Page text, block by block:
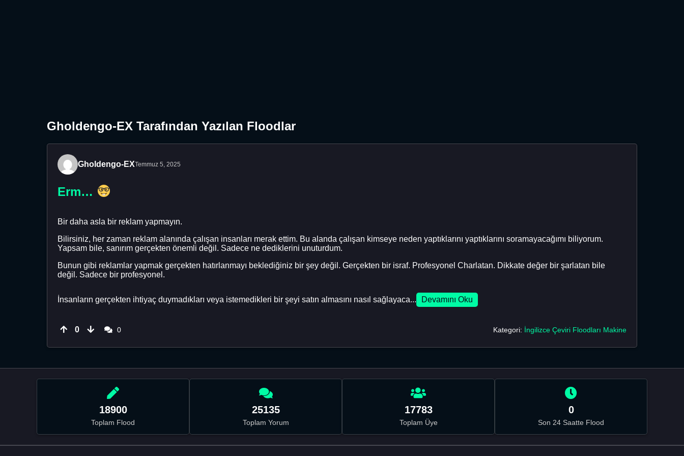
Gholdengo-EX Tarafından Yazılan Floodlar
Gholdengo-EXTemmuz 5, 2025
Erm…
Bir daha asla bir reklam yapmayın.
Bilirsiniz, her zaman reklam alanında çalışan insanları merak ettim. Bu alanda çalışan kimseye neden yaptıklarını yaptıklarını soramayacağımı biliyorum.
Yapsam bile, sanırım gerçekten önemli değil. Sadece ne dediklerini unuturdum.
Bunun gibi reklamlar yapmak gerçekten hatırlanmayı beklediğiniz bir şey değil. Gerçekten bir israf. Profesyonel Charlatan. Dikkate değer bir şarlatan bile
değil. Sadece bir profesyonel.
İnsanların gerçekten ihtiyaç duymadıkları veya istemedikleri bir şeyi satın almasını nasıl sağlayaca... Devamını Oku
0 0 Kategori: İngilizce Çeviri Floodları Makine
18900
Toplam Flood
25135
Toplam Yorum
17783
Toplam Üye
0
Son 24 Saatte Flood